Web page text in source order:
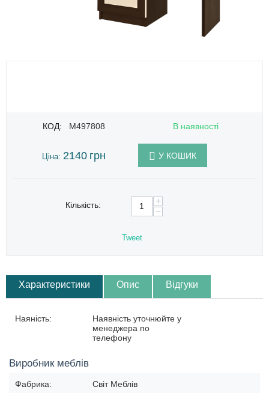
КОД: M497808 В наявності
Ціна: 2140 грн У КОШИК
Кількість:
+
−
Tweet
Характеристики Опис Відгуки
Наяність:
Наявність уточнюйте у
менеджера по
телефону
Виробник меблів
Фабрика: Світ Меблів